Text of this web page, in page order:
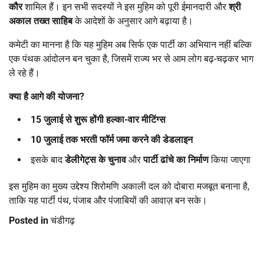
कौरशामिल हैं। इन सभी सदस्यों ने इस मुहिम को पूरी ईमानदारी औरश्री
अकाल तख्त साहिबके आदेशों के अनुसार आगे बढ़ाया है।
कमेटी का मानना है कि यह मुहिम अब सिर्फ एक पार्टी का अभियान नहीं बल्कि
एक पंथक आंदोलन बन चुका है, जिसमें राज्य भर से आम लोग बढ़-चढ़कर भाग
ले रहे हैं।
क्या है आगे की योजना?
15जुलाई से शुरू होंगी हल्का-वार मीटिंग्स
10जुलाई तक भरती फॉर्म जमा करने की डेडलाइन
इसके बादडेलीगेट्स के चुनावऔरपार्टी ढांचे का निर्माणकिया जाएगा
इस मुहिम का मुख्य उद्देश्य शिरोमणि अकाली दल को दोबारा मजबूत बनाना है,
ताकि यह पार्टी पंथ, पंजाब और पंजाबियों की आवाज़ बन सके।
Posted inचंडीगढ़